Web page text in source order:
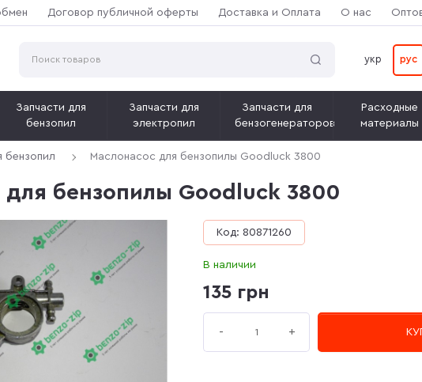
Договор публичной оферты Доставка и Оплата О нас
укр рус
Запчасти для
бензопил
Запчасти для
электропил
Запчасти для
бензогенераторов
Расходные
материалы
бензопил Маслонасос для бензопилы Goodluck 3800
для бензопилы Goodluck 3800
Код: 80871260
В наличии
135 грн
- +